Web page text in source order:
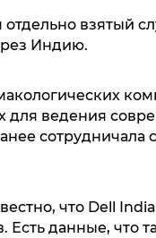
взятый
Индию.
для ведения
сотрудничала
что Dell
данные, что